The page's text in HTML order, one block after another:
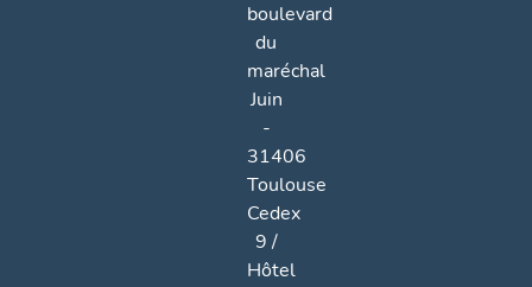
boulevard
du
maréchal
Juin
-
31406
Toulouse
Cedex
9 /
Hôtel